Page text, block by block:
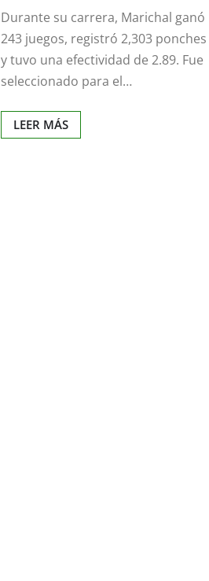
Durante su carrera, Marichal ganó
243 juegos, registró 2,303 ponches
y tuvo una efectividad de 2.89. Fue
seleccionado para el…
LEER MÁS